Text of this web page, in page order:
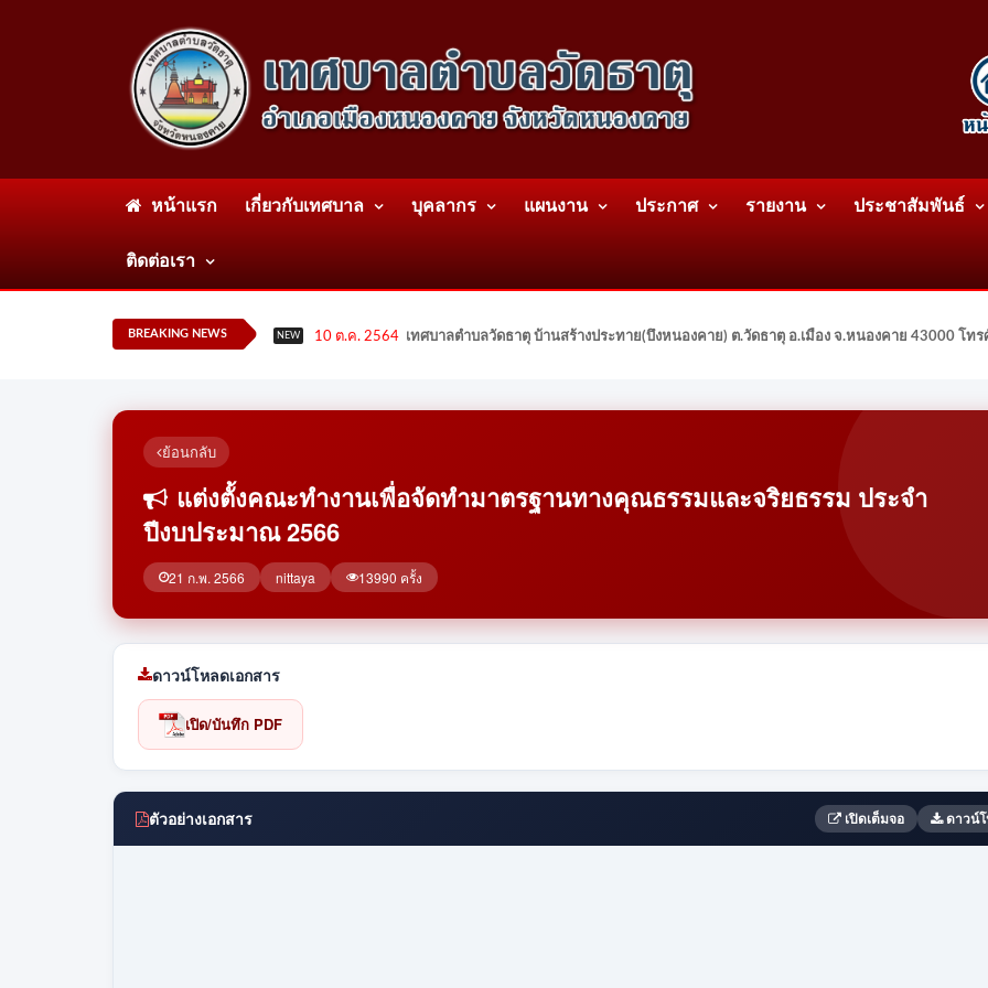
หน้าแรก เกี่ยวกับเทศบาล บุคลากร แผนงาน ประกาศ รายงาน ประชาสัมพันธ์
ติดต่อเรา
BREAKING NEWS NEW 10 ต.ค. 2564 เทศบาลตำบลวัดธาตุ บ้านสร้างประทาย(บึงหนองคาย) ต.วัดธาตุ อ.เมือง จ.หนองคาย 43000 โ
ย้อนกลับ
แต่งตั้งคณะทำงานเพื่อจัดทำมาตรฐานทางคุณธรรมและจริยธรรม ประจำ
ปีงบประมาณ 2566
21 ก.พ. 2566 nittaya 13990 ครั้ง
ดาวน์โหลดเอกสาร
เปิด/บันทึก PDF
ตัวอย่างเอกสาร เปิดเต็มจอ ดาวน์